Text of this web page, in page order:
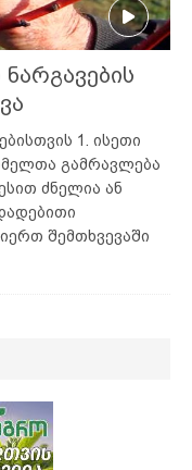
1. ისეთი
გამრავლება
ძნელია ან
შემთხვევაში